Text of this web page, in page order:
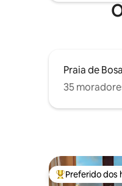
Praia de
35
Entre os
Preferido dos